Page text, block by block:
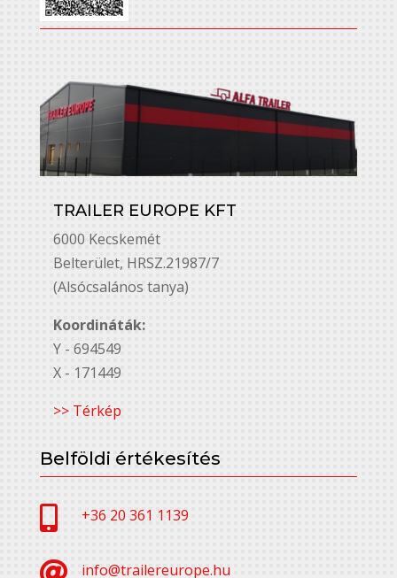
TRAILER EUROPE KFT
6000 Kecskemét
Belterület, HRSZ.21987/7
(Alsócsalános tanya)
Koordináták:
Y - 694549
X - 171449
>> Térkép
Belföldi értékesítés
 +36 20 361 1139
info@trailereurope.hu